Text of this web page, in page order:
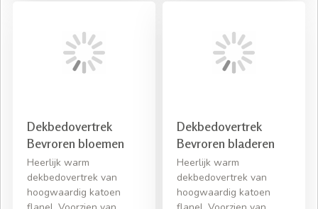
Dekbedovertrek
Bevroren bloemen
Heerlijk warm
dekbedovertrek van
hoogwaardig katoen
Dekbedovertrek
Bevroren bladeren
Heerlijk warm
dekbedovertrek van
hoogwaardig katoen